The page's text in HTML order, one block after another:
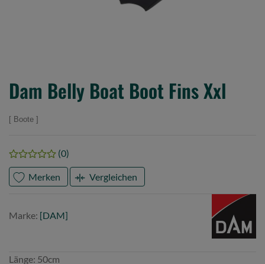
Dam Belly Boat Boot Fins Xxl
Boote
(0)
Merken Vergleichen
Marke: [DAM]
Länge: 50cm